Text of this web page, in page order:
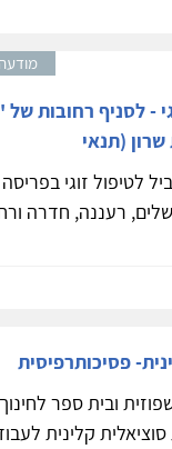
- לסניף רחובות של
(תנאי
לטיפול זוגי בפריסה
רעננה, חדרה
פסיכותרפיסית
ובית ספר
קלינית